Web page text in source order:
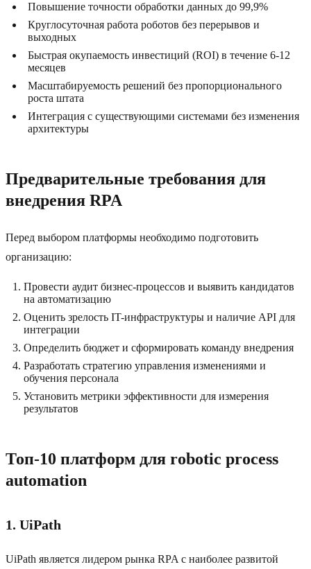
Повышение точности обработки данных до 99,9%
Круглосуточная работа роботов без перерывов и
выходных
Быстрая окупаемость инвестиций (ROI) в течение 6-12
месяцев
Масштабируемость решений без пропорционального
роста штата
Интеграция с существующими системами без изменения
архитектуры
Предварительные требования для
внедрения RPA
Перед выбором платформы необходимо подготовить
организацию:
Провести аудит бизнес-процессов и выявить кандидатов
на автоматизацию
Оценить зрелость IT-инфраструктуры и наличие API для
интеграции
Определить бюджет и сформировать команду внедрения
Разработать стратегию управления изменениями и
обучения персонала
Установить метрики эффективности для измерения
результатов
Топ-10 платформ для robotic process
automation
1. UiPath
UiPath является лидером рынка RPA с наиболее развитой